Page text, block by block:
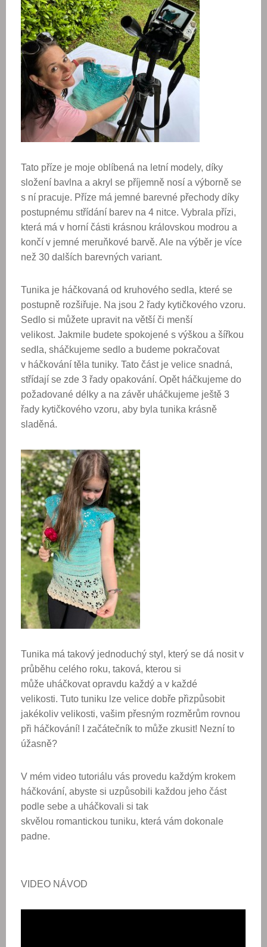
Tato příze je moje oblíbená na letní modely, díky
složení bavlna a akryl se příjemně nosí a výborně se
s ní pracuje. Příze má jemné barevné přechody díky
postupnému střídání barev na 4 nitce. Vybrala přízi,
která má v horní části krásnou královskou modrou a
končí v jemné meruňkové barvě. Ale na výběr je více
než 30 dalších barevných variant.
Tunika je háčkovaná od kruhového sedla, které se
postupně rozšiřuje. Na jsou 2 řady kytičkového vzoru.
Sedlo si můžete upravit na větší či menší
velikost. Jakmile budete spokojené s výškou a šířkou
sedla, sháčkujeme sedlo a budeme pokračovat
v háčkování těla tuniky. Tato část je velice snadná,
střídají se zde 3 řady opakování. Opět háčkujeme do
požadované délky a na závěr uháčkujeme ještě 3
řady kytičkového vzoru, aby byla tunika krásně
sladěná.
Tunika má takový jednoduchý styl, který se dá nosit v
průběhu celého roku, taková, kterou si
může uháčkovat opravdu každý a v každé
velikosti. Tuto tuniku lze velice dobře přizpůsobit
jakékoliv velikosti, vašim přesným rozměrům rovnou
při háčkování! I začátečník to může zkusit! Nezní to
úžasně?
V mém video tutoriálu vás provedu každým krokem
háčkování, abyste si uzpůsobili každou jeho část
podle sebe a uháčkovali si tak
skvělou romantickou tuniku, která vám dokonale
padne.
VIDEO NÁVOD